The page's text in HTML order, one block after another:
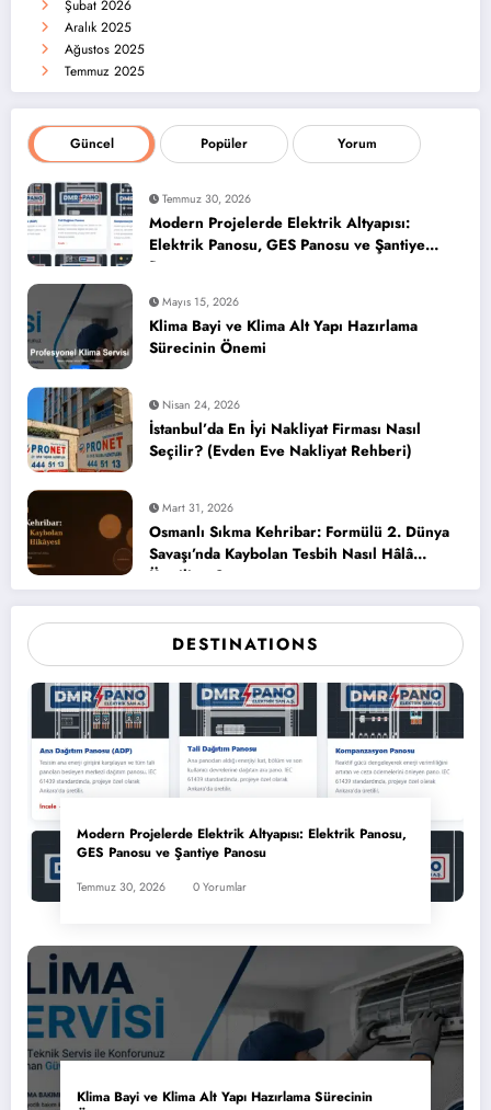
Şubat 2026
Aralık 2025
Ağustos 2025
Temmuz 2025
Güncel Popüler Yorum
Temmuz 30, 2026
Modern Projelerde Elektrik Altyapısı:
Elektrik Panosu, GES Panosu ve Şantiye
Panosu
Mayıs 15, 2026
Klima Bayi ve Klima Alt Yapı Hazırlama
Sürecinin Önemi
Nisan 24, 2026
İstanbul’da En İyi Nakliyat Firması Nasıl
Seçilir? (Evden Eve Nakliyat Rehberi)
Mart 31, 2026
Osmanlı Sıkma Kehribar: Formülü 2. Dünya
Savaşı’nda Kaybolan Tesbih Nasıl Hâlâ
Üretiliyor?
DESTINATIONS
Modern Projelerde Elektrik Altyapısı: Elektrik Panosu,
GES Panosu ve Şantiye Panosu
Temmuz 30, 2026 0 Yorumlar
Klima Bayi ve Klima Alt Yapı Hazırlama Sürecinin